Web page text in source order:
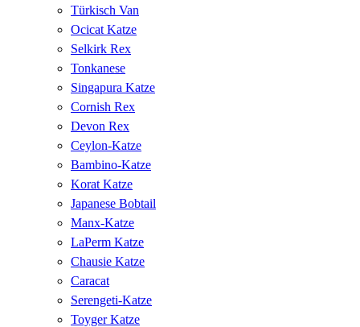
Türkisch Van
Ocicat Katze
Selkirk Rex
Tonkanese
Singapura Katze
Cornish Rex
Devon Rex
Ceylon-Katze
Bambino-Katze
Korat Katze
Japanese Bobtail
Manx-Katze
LaPerm Katze
Chausie Katze
Caracat
Serengeti-Katze
Toyger Katze